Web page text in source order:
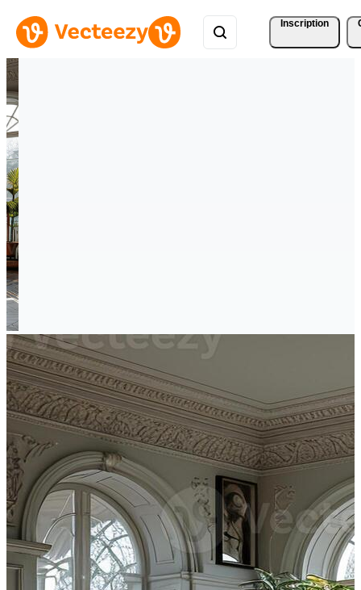
Inscription